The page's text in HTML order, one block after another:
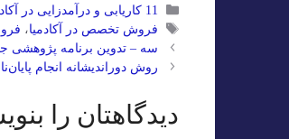
دسته‌ها
11 کاریابی و درآمدزایی در آکادمیا
برچسب‌ها
فروش تخصص در آکادمیا،
سه – تدوین برنامه پژوهشی
روش دوراندیشانه انجام
دیدگاهتان را